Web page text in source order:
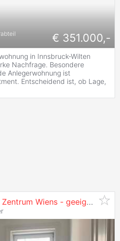
€ 351.000,-
in Innsbruck-Wilten
Nachfrage. Besondere
Anlegerwohnung ist
Entscheidend ist, ob Lage,
Helle Altbauwohnung im Zentrum Wiens - geeignet für